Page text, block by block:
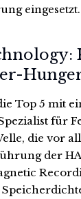
eingesetzt.
Top 5 mit
für
die vor
der